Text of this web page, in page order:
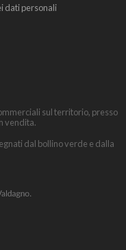
dati personali
sul territorio, presso
vendita.
dal bollino verde e dalla